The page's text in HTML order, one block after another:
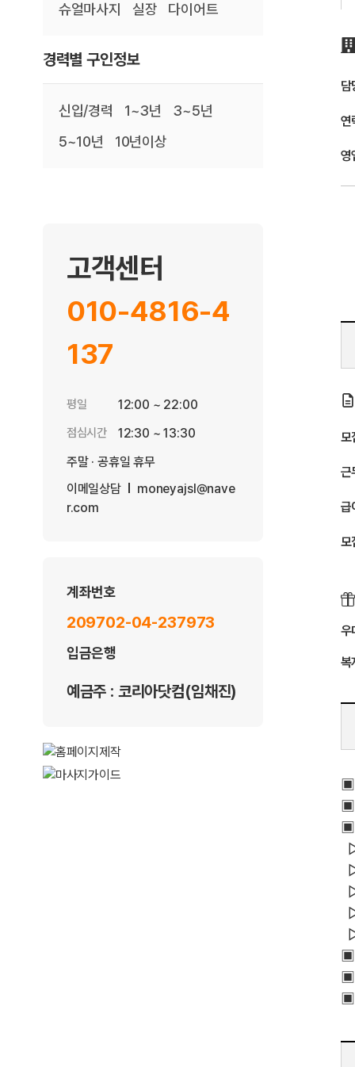
슈얼마사지
실장 다이어트
경력별 구인정보
신입/경력 1~3년
3~5년
5~10년
10년이상
고객센터
010-4816-4
137
평일 12:00 ~ 22:00
점심시간
12:30 ~ 13:30
주말 · 공휴일 휴무
이메일상담
moneyajsl@nave
r.com
계좌번호
209702-04-237973
입금은행
예금주 : 코리아닷컴(임채진)
담
연
영
모
근
급
모
우
복
▣
▣
▣
▣
▣
▣